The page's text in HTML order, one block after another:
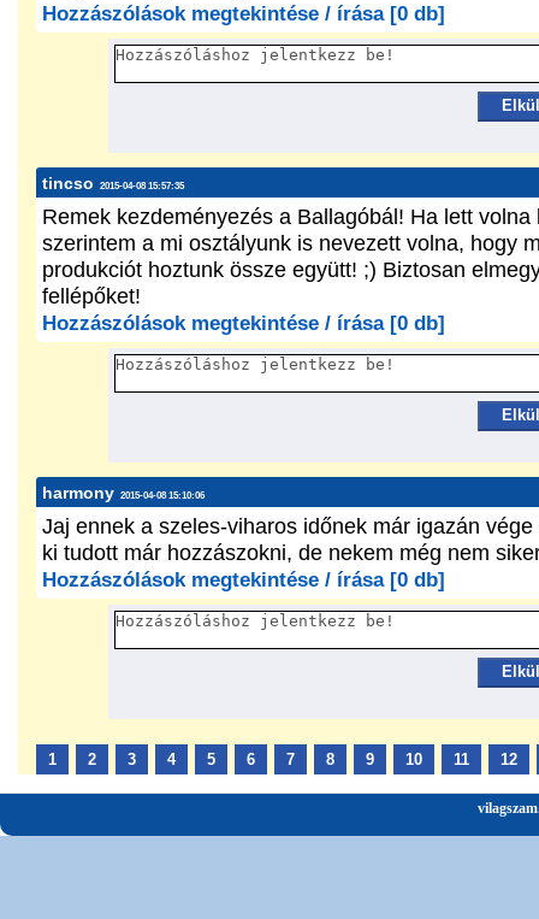
Hozzászólások megtekintése / írása [0 db]
tincso 2015-04-08 15:57:35
Remek kezdeményezés a Ballagóbál! Ha lett
szerintem a mi osztályunk is nevezett volna, hogy
produkciót hoztunk össze együtt! ;) Biztosan
fellépőket!
Hozzászólások megtekintése / írása [0 db]
harmony 2015-04-08 15:10:06
Jaj ennek a szeles-viharos időnek már igazán
ki tudott már hozzászokni, de nekem még nem
Hozzászólások megtekintése / írása [0 db]
1 2 3 4 5 6 7 8 9 10 11 12